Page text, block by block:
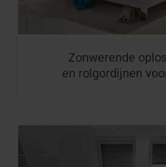
Zonwerende
en rolgordijnen